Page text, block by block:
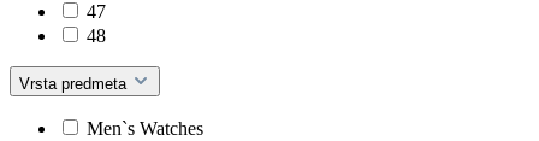
47
48
Vrsta predmeta
Men`s Watches